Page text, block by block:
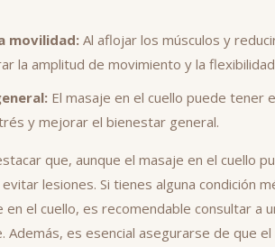
movilidad:Al aflojar los músculos y
la amplitud de movimiento y la
El masaje en el cuello puede tener
y mejorar el bienestar general.
que, aunque el masaje en el cuello
lesiones. Si tienes alguna condición
el cuello, es recomendable consultar a
Además, es esencial asegurarse de que